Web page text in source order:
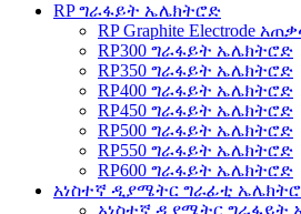
RP ግራፋይት ኤሌክትሮድ
RP Graphite Electrode
RP300 ግራፋይት ኤሌክትሮድ
RP350 ግራፋይት ኤሌክትሮድ
RP400 ግራፋይት ኤሌክትሮድ
RP450 ግራፋይት ኤሌክትሮድ
RP500 ግራፋይት ኤሌክትሮድ
RP550 ግራፋይት ኤሌክትሮድ
RP600 ግራፋይት ኤሌክትሮድ
አነስተኛ ዲያሜትር ግራፊቲ
አነስተኛ ዲያሜትር ግራፋይት